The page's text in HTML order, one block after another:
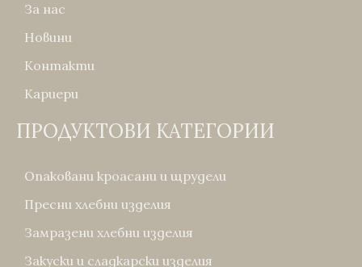
За нас
Новини
Контакти
Кариери
ПРОДУКТОВИ КАТЕГОРИИ
Опаковани кроасани и щрудели
Пресни хлебни изделия
Замразени хлебни изделия
Закуски и сладкарски изделия